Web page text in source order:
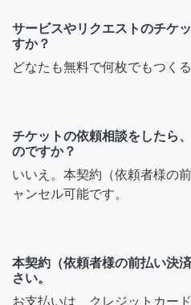
サービスやリクエストのチケ
すか？
どなたも無料で何枚でもつく
チケットの依頼相談をしたら
のですか？
いいえ。本契約（依頼者様の
ャンセル可能です。
本契約（依頼者様の前払い決
さい。
お支払いは、クレジットカー